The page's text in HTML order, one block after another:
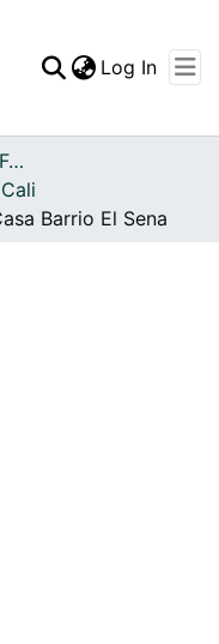
Statistics
Log In
Archivo del Patrimonio Fotográfico y Fílmico del Valle del Cauca
Cali
Barrio El Sena